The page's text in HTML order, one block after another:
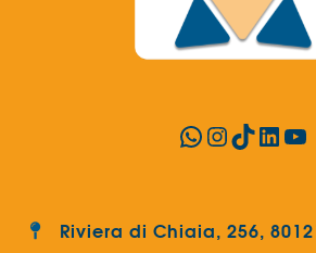
WhatsApp
TikTok
Riviera di Chiaia, 256,